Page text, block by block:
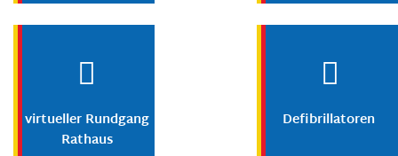
virtueller Rundgang
Rathaus
Defibrillatoren